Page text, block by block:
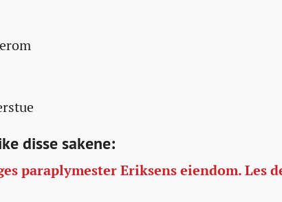
disse sakene:
paraplymester Eriksens eiendom. Les